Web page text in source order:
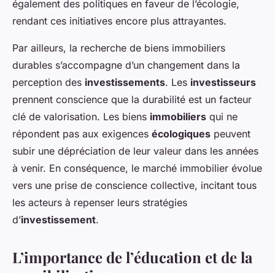
également des politiques en faveur de l’écologie,
rendant ces initiatives encore plus attrayantes.
Par ailleurs, la recherche de biens immobiliers
durables s’accompagne d’un changement dans la
perception des investissements. Les investisseurs
prennent conscience que la durabilité est un facteur
clé de valorisation. Les biens immobiliers qui ne
répondent pas aux exigences écologiques peuvent
subir une dépréciation de leur valeur dans les années
à venir. En conséquence, le marché immobilier évolue
vers une prise de conscience collective, incitant tous
les acteurs à repenser leurs stratégies
d’investissement.
L’importance de l’éducation et de la